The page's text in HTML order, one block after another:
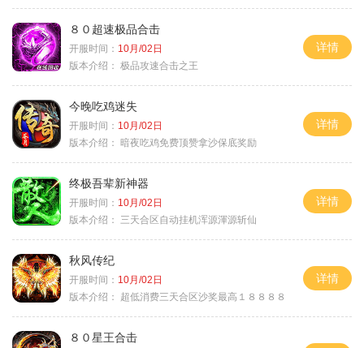
８０超速极品合击
开服时间： 10月/02日
版本介绍： 极品攻速合击之王
详情
今晚吃鸡迷失
开服时间： 10月/02日
版本介绍：
暗夜吃鸡免费顶赞拿沙保底奖励
详情
终极吾辈新神器
开服时间： 10月/02日
版本介绍：
三天合区自动挂机浑源渾源斩仙
详情
秋风传纪
开服时间： 10月/02日
版本介绍：
超低消费三天合区沙奖最高１８８８８
详情
８０星王合击